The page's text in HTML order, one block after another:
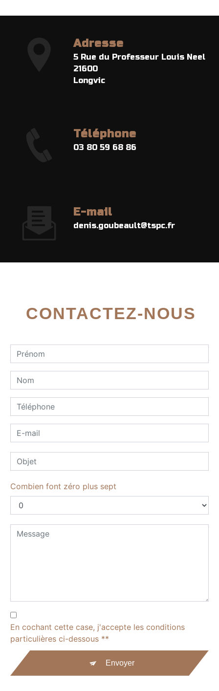
Adresse
5 Rue du Professeur Louis Neel
21600
Longvic
Téléphone
03 80 59 68 86
E-mail
denis.goubeault@tspc.fr
CONTACTEZ-NOUS
Combien font zéro plus sept
En cochant cette case, j'accepte les conditions
particulières ci-dessous **
Envoyer